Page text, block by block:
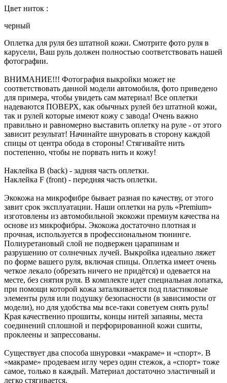
Цвет ниток :
черный
Оплетка для руля без штатной кожи. Смотрите фото руля в
карусели, Ваш руль должен полностью соответствовать нашей
фотографии.
ВНИМАНИЕ!!! Фотография выкройки может не
соответствовать данной модели автомобиля, фото приведено
для примера, чтобы увидеть сам материал! Все оплетки
надеваются ПОВЕРХ, как обычных рулей без штатной кожи,
так и рулей которые имеют кожу с завода! Очень важно
правильно и равномерно выставить оплетку на руле - от этого
зависит результат! Начинайте шнуровать в сторону каждой
спицы от центра обода в стороны! Стягивайте нить
постепенно, чтобы не порвать нить и кожу!
Наклейка B (back) - задняя часть оплетки.
Наклейка F (front) - передняя часть оплетки.
Экокожа на микрофибре бывает разная по качеству, от этого
завит срок эксплуатации. Наши оплетки на руль «Premium»
изготовлены из автомобильной экокожи премиум качества на
основе из микрофибры. Экокожа достаточно плотная и
прочная, используется в профессиональном тюнинге.
Полиуретановый слой не подвержен царапинам и
разрушению от солнечных лучей. Выкройка идеально ляжет
по форме вашего руля, включая спицы. Оплетка имеет очень
четкое лекало (обрезать ничего не придётся) и одевается на
месте, без снятия руля. В комплекте идет специальная лопатка,
при помощи которой кожа заталкивается под пластиковые
элементы руля или подушку безопасности (в зависимости от
модели), но для удобства мы все-таки советуем снять руль!
Края качественно прошиты, концы нитей запаяны, места
соединений сплошной и перфорированной кожи сшиты,
проклеены и запрессованы.
Существует два способа шнуровки «макраме» и «спорт». В
«макраме» продеваем иглу через один стежок, а «спорт» тоже
самое, только в каждый. Материал достаточно эластичный и
легко стягивается.